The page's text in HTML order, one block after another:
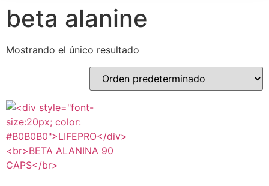
beta alanine
Mostrando el único resultado